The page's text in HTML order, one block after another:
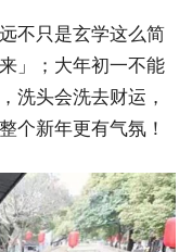
不只是玄学这么简
」；大年初一不能
洗头会洗去财运，
个新年更有气氛！